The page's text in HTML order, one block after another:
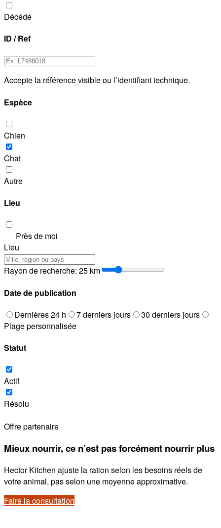
Décédé
ID / Ref
Accepte la référence visible ou l’identifiant technique.
Espèce
Chien
Chat
Autre
Lieu
Près de moi
Lieu
Rayon de recherche: 25 km
Date de publication
Dernières 24 h
7 derniers jours
30 derniers jours
Plage personnalisée
Statut
Actif
Résolu
Offre partenaire
Mieux nourrir, ce n’est pas forcément nourrir plus
Hector Kitchen ajuste la ration selon les besoins réels de
votre animal, pas selon une moyenne approximative.
Faire la consultation